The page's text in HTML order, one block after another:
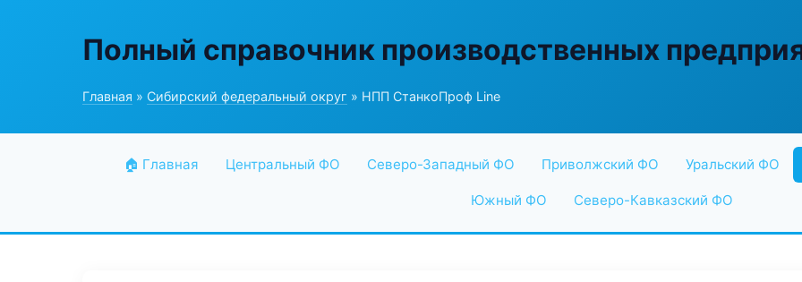
Полный справочник производственных
Главная » Сибирский федеральный округ » НПП СтанкоПроф Line
🏠 Главная Центральный ФО Северо-Западный ФО Приволжский ФО Уральский ФО
Южный ФО Северо-Кавказский ФО